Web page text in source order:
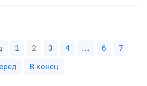
1 2 3 4 ... 6
7
В конец